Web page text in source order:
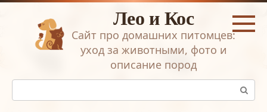
Перейти
Лео и Кос
Сайт про домашних питомцев:
уход за животными, фото и
описание пород
Поиск: